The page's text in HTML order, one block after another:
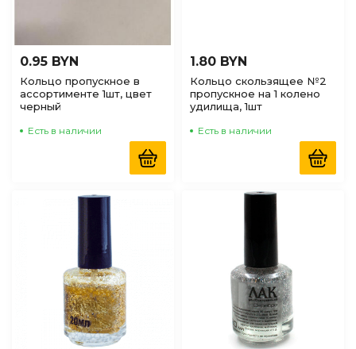
0.95 BYN
Кольцо пропускное в
ассортименте 1шт, цвет
черный
Есть в наличии
1.80 BYN
Кольцо скользящее №2
пропускное на 1 колено
удилища, 1шт
Есть в наличии